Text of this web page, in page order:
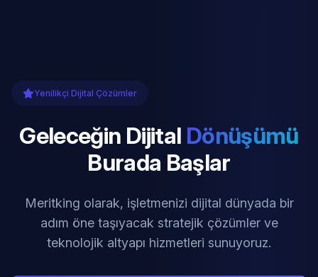
Yenilikçi Dijital Çözümler
Geleceğin Dijital Dönüşümü
Burada Başlar
Meritking olarak, işletmenizi dijital dünyada bir
adım öne taşıyacak stratejik çözümler ve
teknolojik altyapı hizmetleri sunuyoruz.